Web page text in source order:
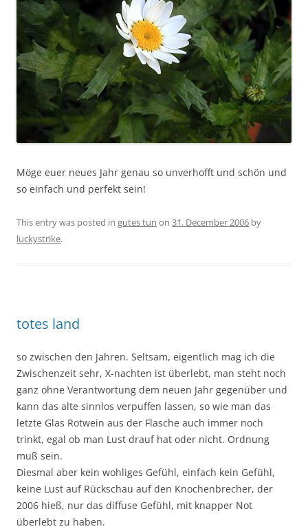
Möge euer neues Jahr genau so unverhofft und schön und
so einfach und perfekt sein!
This entry was posted in gutes tun on 31. December 2006 by
luckystrike.
totes land
so zwischen den Jahren. Seltsam, eigentlich mag ich die
Zwischenzeit sehr, X-nachten ist überlebt, man steht noch
ganz ohne Verantwortung dem neuen Jahr gegenüber und
kann das alte sinnlos verpuffen lassen, so wie man das
letzte Glas Rotwein aus der Flasche auch immer noch
trinkt, egal ob man Lust drauf hat oder nicht. Ordnung
muß sein.
Diesmal aber kein wohliges Gefühl, einfach kein Gefühl,
keine Lust auf Rückschau auf den Knochenbrecher, der
2006 hieß, nur das diffuse Gefühl, mit knapper Not
überlebt zu haben.